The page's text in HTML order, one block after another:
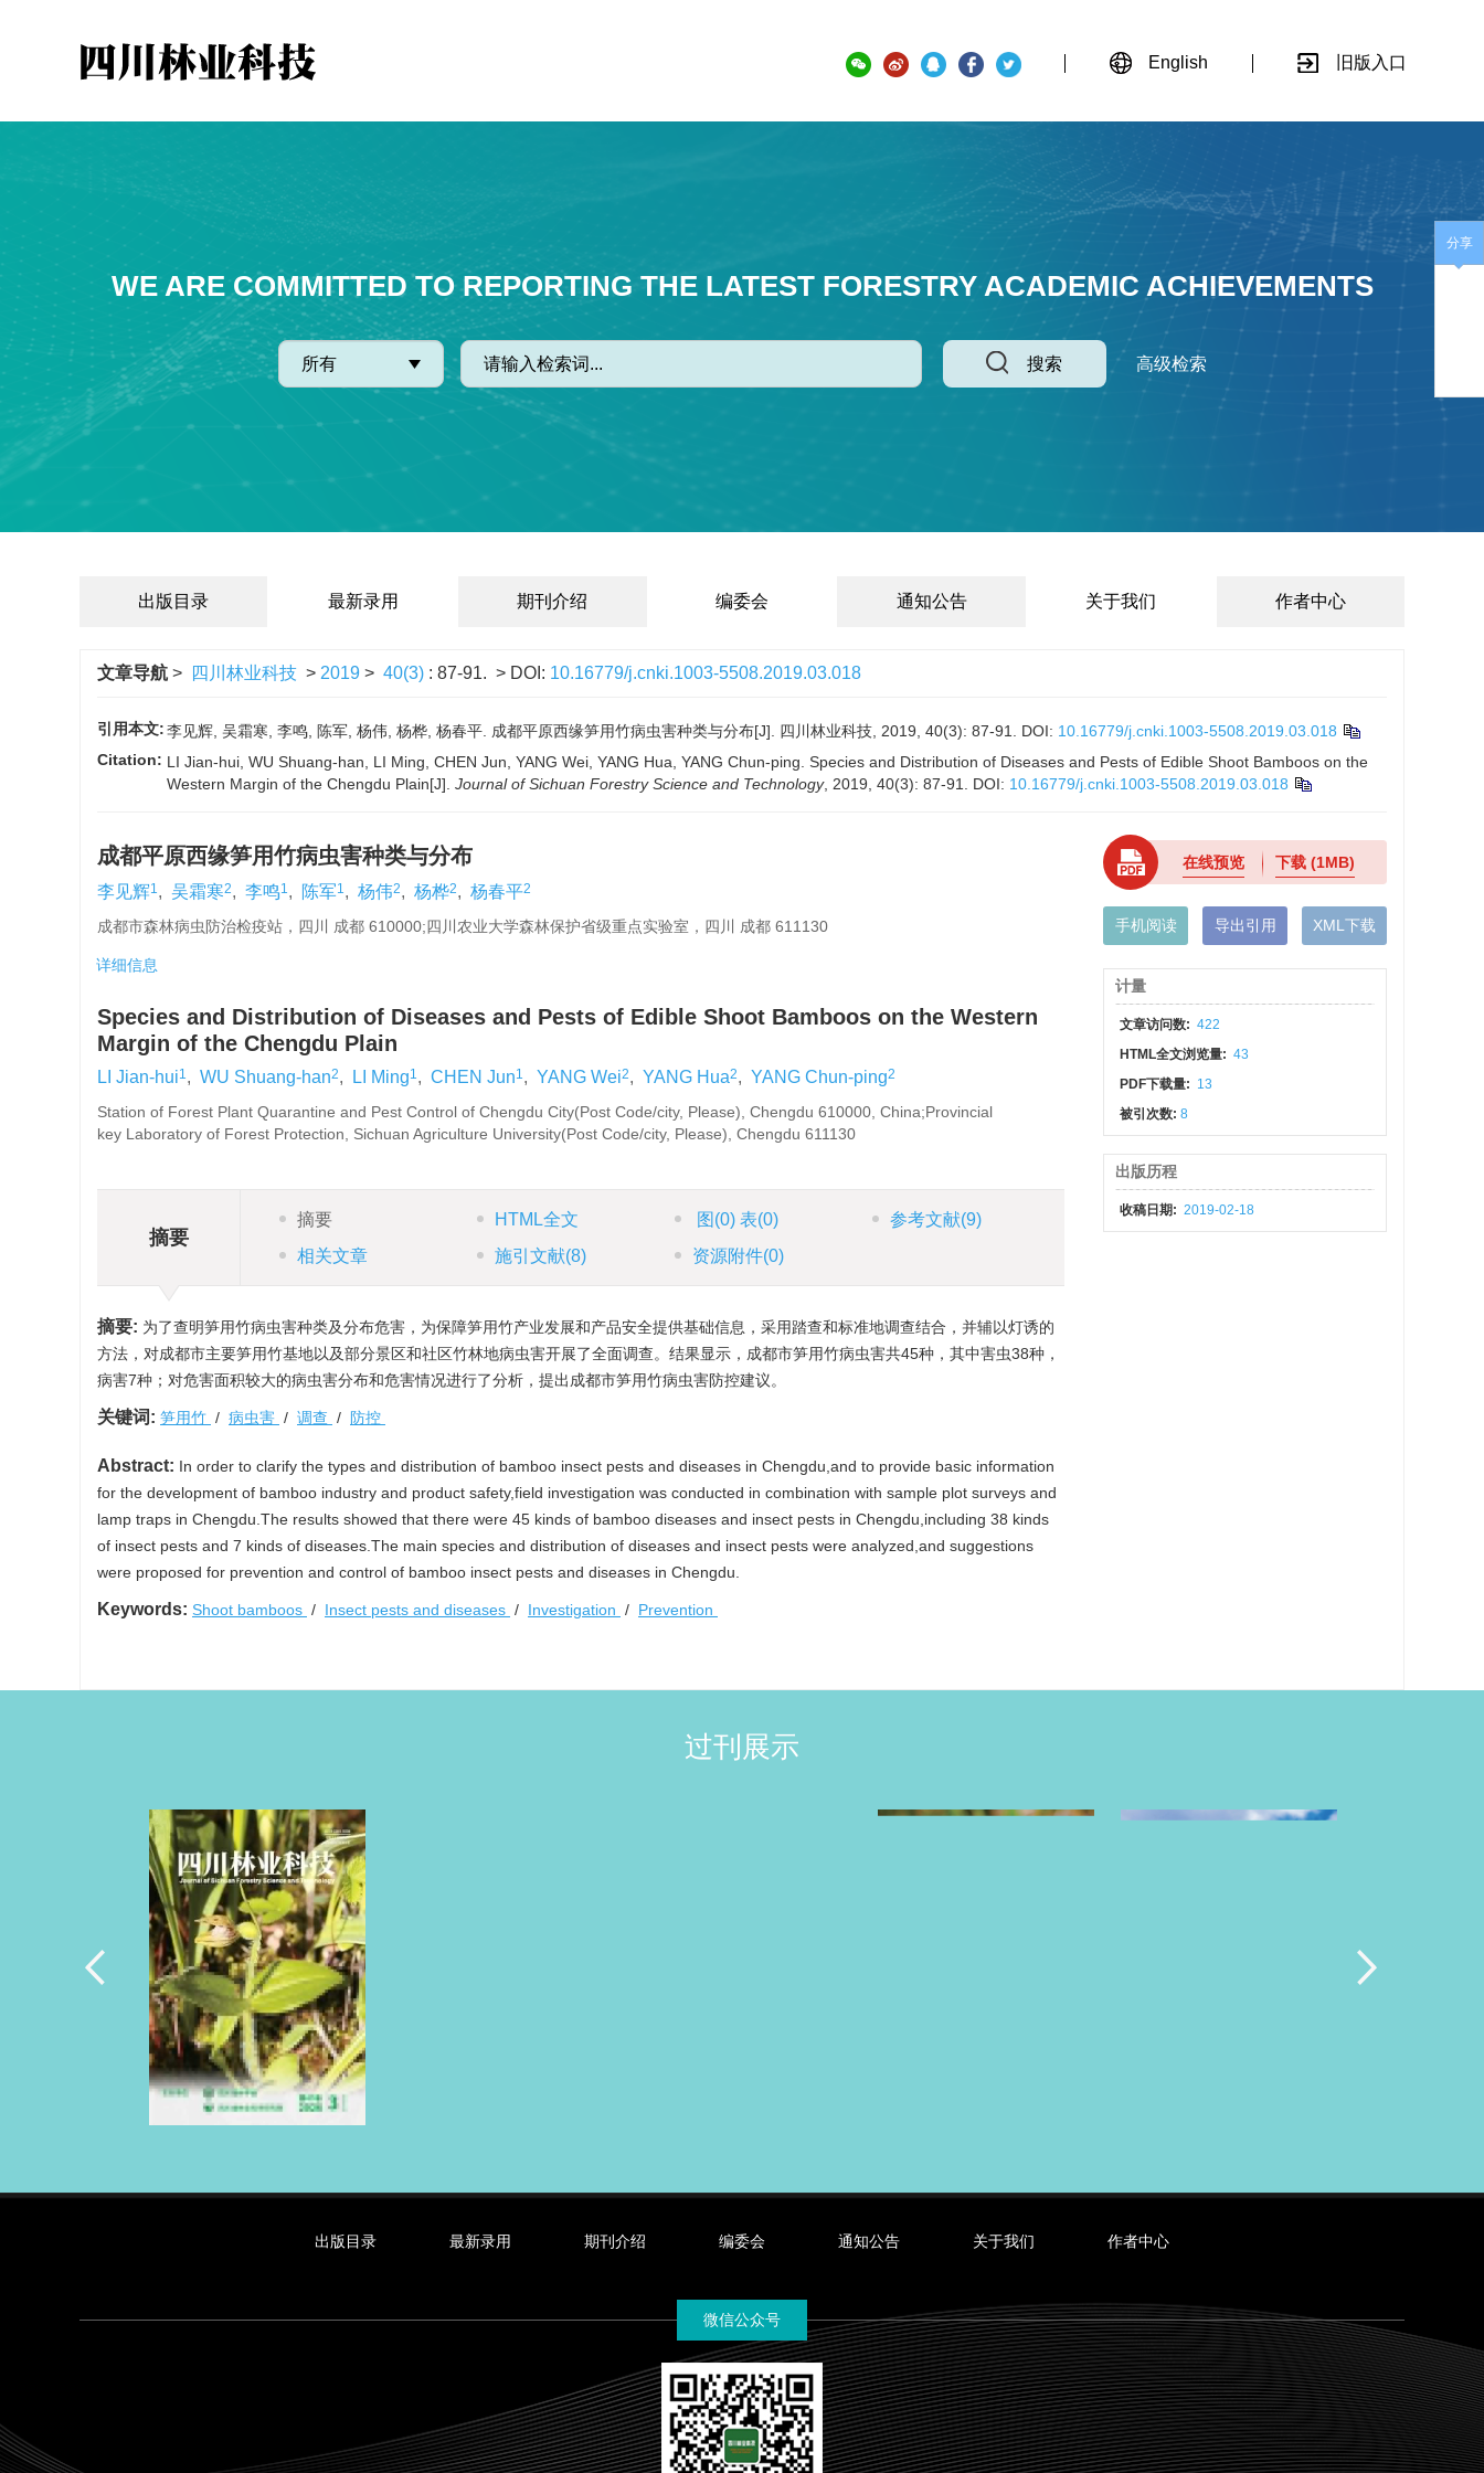
English 旧版入口
WE ARE COMMITTED TO REPORTING THE LATEST FORESTRY ACADEMIC ACHIEVEMENTS
搜索 高级检索
出版目录 最新录用 期刊介绍 编委会 通知公告 关于我们 作者中心
文章导航 > 四川林业科技 > 2019 > 40(3) : 87-91. > DOI: 10.16779/j.cnki.1003-5508.2019.03.018
引用本文:李见辉, 吴霜寒, 李鸣, 陈军, 杨伟, 杨桦, 杨春平. 成都平原西缘笋用竹病虫害种类与分布[J]. 四川林业科技, 2019, 40(3): 87-91. DOI: 10.16779/j.cnki.1003-5508.2019.03.018
Citation: LI Jian-hui, WU Shuang-han, LI Ming, CHEN Jun, YANG Wei, YANG Hua, YANG Chun-ping. Species and Distribution of Diseases and Pests of Edible Shoot Bamboos on the
Western Margin of the Chengdu Plain[J]. Journal of Sichuan Forestry Science and Technology, 2019, 40(3): 87-91. DOI: 10.16779/j.cnki.1003-5508.2019.03.018
成都平原西缘笋用竹病虫害种类与分布
李见辉1, 吴霜寒2, 李鸣1, 陈军1, 杨伟2, 杨桦2, 杨春平2
成都市森林病虫防治检疫站，四川 成都 610000;四川农业大学森林保护省级重点实验室，四川 成都 611130
详细信息
Species and Distribution of Diseases and Pests of Edible Shoot Bamboos on the Western
Margin of the Chengdu Plain
LI Jian-hui1, WU Shuang-han2, LI Ming1, CHEN Jun1, YANG Wei2, YANG Hua2, YANG Chun-ping2
Station of Forest Plant Quarantine and Pest Control of Chengdu City(Post Code/city, Please), Chengdu 610000, China;Provincial
key Laboratory of Forest Protection, Sichuan Agriculture University(Post Code/city, Please), Chengdu 611130
摘要
摘要 HTML全文 图 (0) 表(0) 参考文献(9)
相关文章
施引文献(8) 资源附件(0)
摘要: 为了查明笋用竹病虫害种类及分布危害，为保障笋用竹产业发展和产品安全提供基础信息，采用踏查和标准地调查结合，并辅以灯诱的
方法，对成都市主要笋用竹基地以及部分景区和社区竹林地病虫害开展了全面调查。结果显示，成都市笋用竹病虫害共45种，其中害虫38种，
病害7种；对危害面积较大的病虫害分布和危害情况进行了分析，提出成都市笋用竹病虫害防控建议。
关键词: 笋用竹 / 病虫害 / 调查 / 防控
Abstract: In order to clarify the types and distribution of bamboo insect pests and diseases in Chengdu,and to provide basic information
for the development of bamboo industry and product safety,field investigation was conducted in combination with sample plot surveys and
lamp traps in Chengdu.The results showed that there were 45 kinds of bamboo diseases and insect pests in Chengdu,including 38 kinds
of insect pests and 7 kinds of diseases.The main species and distribution of diseases and insect pests were analyzed,and suggestions
were proposed for prevention and control of bamboo insect pests and diseases in Chengdu.
Keywords: Shoot bamboos / Insect pests and diseases / Investigation / Prevention
在线预览 下载(1MB)
手机阅读 导出引用 XML下载
计量
文章访问数: 422
HTML全文浏览量: 43
PDF下载量: 13
被引次数:8
出版历程
收稿日期: 2019-02-18
分享
过刊展示
出版目录 最新录用 期刊介绍 编委会 通知公告 关于我们 作者中心
微信公众号